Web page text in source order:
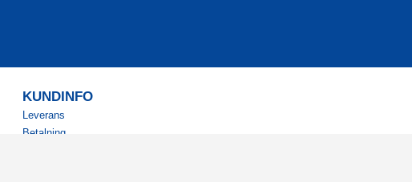
KUNDINFO
Leverans
Betalning